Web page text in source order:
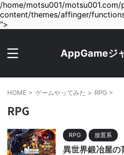
/home/motsu001/
content/themes/affinger/
">
AppGameジ
HOME > ゲームやってみた > RPG >
RPG
RPG 放置系
異世界鍛冶屋の